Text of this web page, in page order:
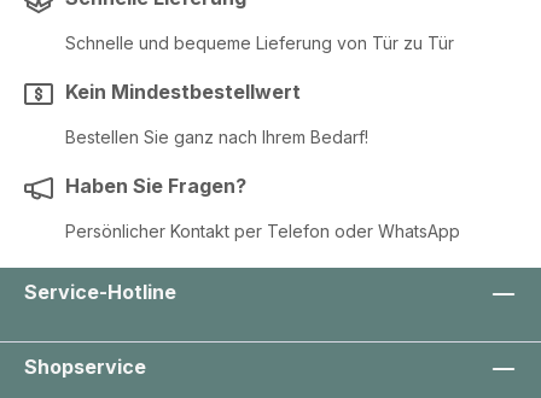
Schnelle und bequeme Lieferung von Tür zu Tür
Kein Mindestbestellwert
Bestellen Sie ganz nach Ihrem Bedarf!
Haben Sie Fragen?
Persönlicher Kontakt per Telefon oder WhatsApp
Service-Hotline
Shopservice